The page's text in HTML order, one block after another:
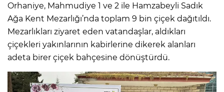
Orhaniye, Mahmudiye 1 ve 2 ile Hamzabeyli Sadık
Ağa Kent Mezarlığı’nda toplam 9 bin çiçek dağıtıldı.
Mezarlıkları ziyaret eden vatandaşlar, aldıkları
çiçekleri yakınlarının kabirlerine dikerek alanları
adeta birer çiçek bahçesine dönüştürdü.